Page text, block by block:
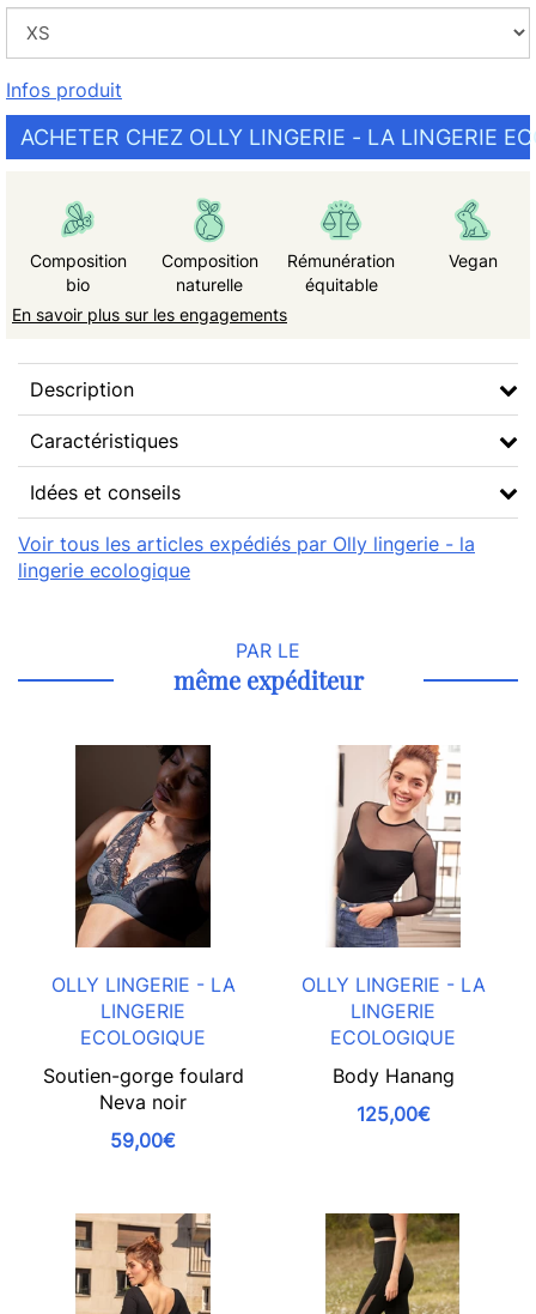
Infos produit
ACHETER CHEZ OLLY LINGERIE - LA LINGERIE
Composition
bio
Composition
naturelle
Rémunération
équitable
Vegan
En savoir plus sur les engagements
Description
Caractéristiques
Idées et conseils
Voir tous les articles expédiés par Olly lingerie - la
lingerie ecologique
PAR LE
même expéditeur
OLLY LINGERIE - LA
LINGERIE
ECOLOGIQUE
Soutien-gorge foulard
Neva noir
59,00€
OLLY LINGERIE - LA
LINGERIE
ECOLOGIQUE
Body Hanang
125,00€